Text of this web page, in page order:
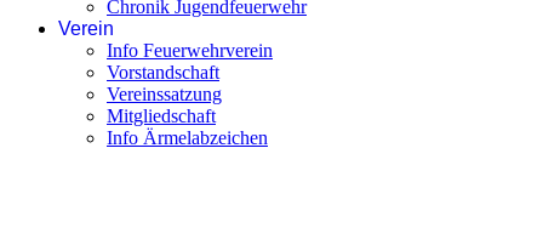
Chronik Jugendfeuerwehr
Verein
Info Feuerwehrverein
Vorstandschaft
Vereinssatzung
Mitgliedschaft
Info Ärmelabzeichen